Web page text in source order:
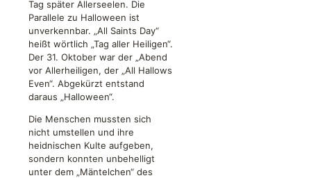
Tag später Allerseelen. Die
Parallele zu Halloween ist
unverkennbar. „All Saints Day“
heißt wörtlich „Tag aller Heiligen“.
Der 31. Oktober war der „Abend
vor Allerheiligen, der „All Hallows
Even“. Abgekürzt entstand
daraus „Halloween“.
Die Menschen mussten sich
nicht umstellen und ihre
heidnischen Kulte aufgeben,
sondern konnten unbehelligt
unter dem „Mäntelchen“ des